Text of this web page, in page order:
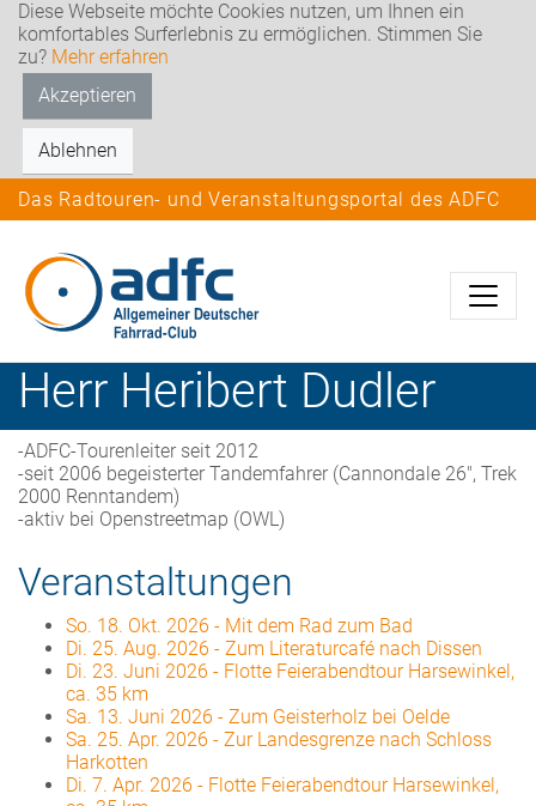
Diese Webseite möchte Cookies nutzen, um Ihnen ein
komfortables Surferlebnis zu ermöglichen. Stimmen Sie
zu? Mehr erfahren
Akzeptieren
Ablehnen
Das Radtouren- und Veranstaltungsportal des ADFC
Herr Heribert Dudler
-ADFC-Tourenleiter seit 2012
-seit 2006 begeisterter Tandemfahrer (Cannondale 26", Trek
2000 Renntandem)
-aktiv bei Openstreetmap (OWL)
Veranstaltungen
So. 18. Okt. 2026 - Mit dem Rad zum Bad
Di. 25. Aug. 2026 - Zum Literaturcafé nach Dissen
Di. 23. Juni 2026 - Flotte Feierabendtour Harsewinkel,
ca. 35 km
Sa. 13. Juni 2026 - Zum Geisterholz bei Oelde
Sa. 25. Apr. 2026 - Zur Landesgrenze nach Schloss
Harkotten
Di. 7. Apr. 2026 - Flotte Feierabendtour Harsewinkel,